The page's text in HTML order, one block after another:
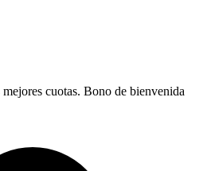
cuotas. Bono de bienvenida